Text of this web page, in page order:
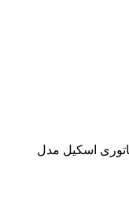
اسکیل مدل